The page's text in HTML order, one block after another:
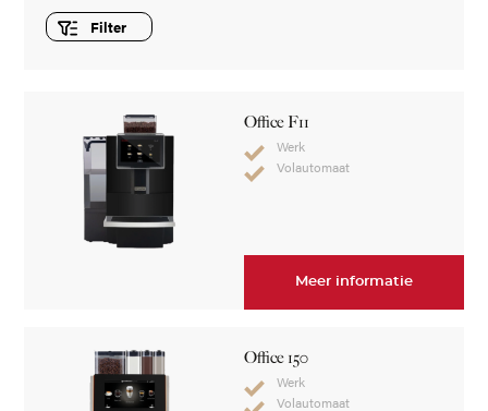
Filter
Office F11
Werk
Volautomaat
Meer informatie
Office 150
Werk
Volautomaat